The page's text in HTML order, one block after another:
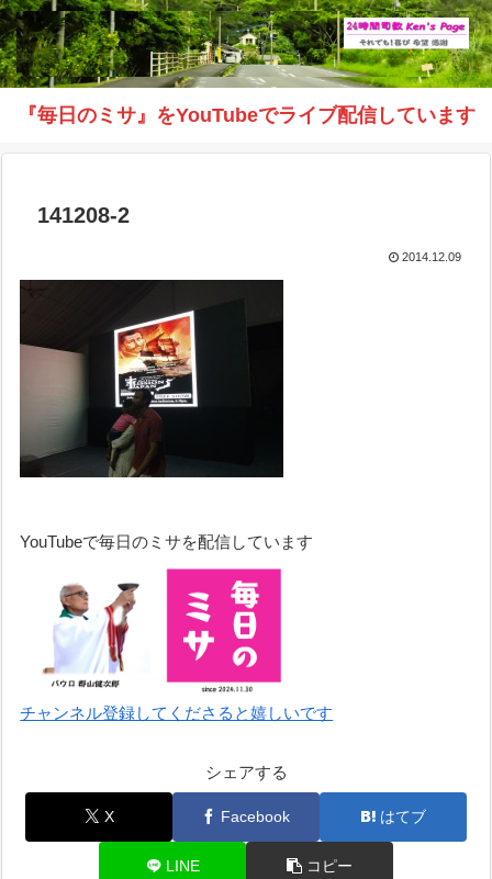
『毎日のミサ』をYouTubeでライブ配信しています
141208-2
2014.12.09
YouTubeで毎日のミサを配信しています
チャンネル登録してくださると嬉しいです
シェアする
X Facebook はてブ
LINE コピー